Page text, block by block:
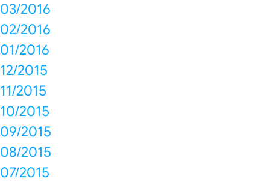
03/2016
02/2016
01/2016
12/2015
11/2015
10/2015
09/2015
08/2015
07/2015